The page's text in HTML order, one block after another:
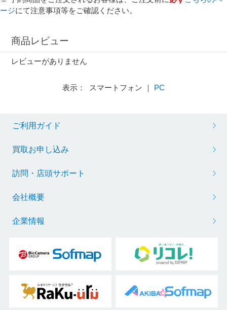
ージにて注意事項等をご確認ください。
商品レビュー
レビューがありません
表示： スマートフォン ｜ PC
ご利用ガイド
買取お申し込み
訪問・店頭サポート
会社概要
企業情報